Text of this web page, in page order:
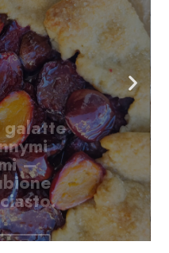
galatte
–